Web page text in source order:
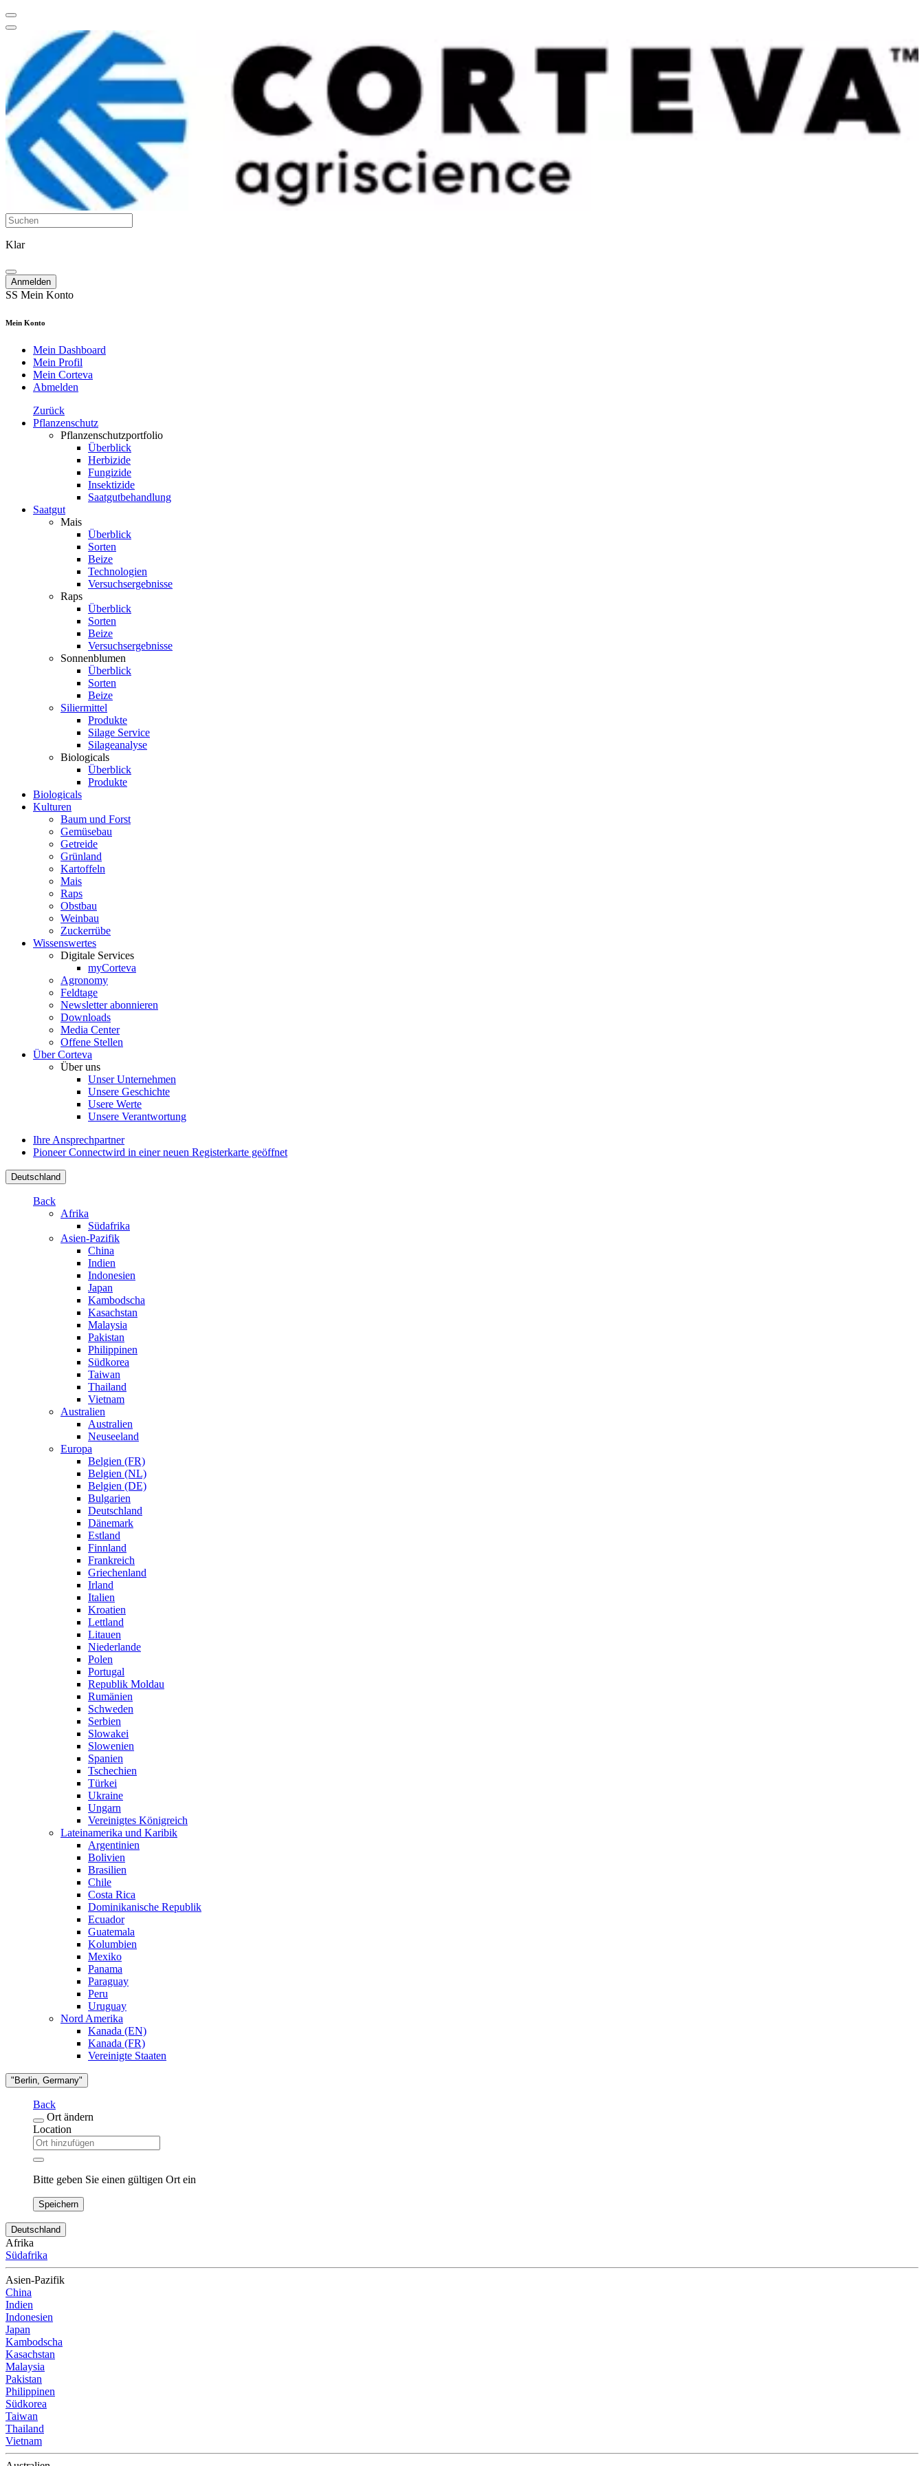
Klar
Anmelden
SS Mein Konto
Mein Konto
Mein Dashboard
Mein Profil
Mein Corteva
Abmelden
Zurück
Pflanzenschutz
Pflanzenschutzportfolio
Überblick
Herbizide
Fungizide
Insektizide
Saatgutbehandlung
Saatgut
Mais
Überblick
Sorten
Beize
Technologien
Versuchsergebnisse
Raps
Überblick
Sorten
Beize
Versuchsergebnisse
Sonnenblumen
Überblick
Sorten
Beize
Siliermittel
Produkte
Silage Service
Silageanalyse
Biologicals
Überblick
Produkte
Biologicals
Kulturen
Baum und Forst
Gemüsebau
Getreide
Grünland
Kartoffeln
Mais
Raps
Obstbau
Weinbau
Zuckerrübe
Wissenswertes
Digitale Services
myCorteva
Agronomy
Feldtage
Newsletter abonnieren
Downloads
Media Center
Offene Stellen
Über Corteva
Über uns
Unser Unternehmen
Unsere Geschichte
Usere Werte
Unsere Verantwortung
Ihre Ansprechpartner
Pioneer Connectwird in einer neuen Registerkarte geöffnet
Deutschland
Back
Afrika
Südafrika
Asien-Pazifik
China
Indien
Indonesien
Japan
Kambodscha
Kasachstan
Malaysia
Pakistan
Philippinen
Südkorea
Taiwan
Thailand
Vietnam
Australien
Australien
Neuseeland
Europa
Belgien (FR)
Belgien (NL)
Belgien (DE)
Bulgarien
Deutschland
Dänemark
Estland
Finnland
Frankreich
Griechenland
Irland
Italien
Kroatien
Lettland
Litauen
Niederlande
Polen
Portugal
Republik Moldau
Rumänien
Schweden
Serbien
Slowakei
Slowenien
Spanien
Tschechien
Türkei
Ukraine
Ungarn
Vereinigtes Königreich
Lateinamerika und Karibik
Argentinien
Bolivien
Brasilien
Chile
Costa Rica
Dominikanische Republik
Ecuador
Guatemala
Kolumbien
Mexiko
Panama
Paraguay
Peru
Uruguay
Nord Amerika
Kanada (EN)
Kanada (FR)
Vereinigte Staaten
"Berlin, Germany"
Back
Ort ändern
Location
Bitte geben Sie einen gültigen Ort ein
Speichern
Deutschland
Afrika
Südafrika
Asien-Pazifik
China
Indien
Indonesien
Japan
Kambodscha
Kasachstan
Malaysia
Pakistan
Philippinen
Südkorea
Taiwan
Thailand
Vietnam